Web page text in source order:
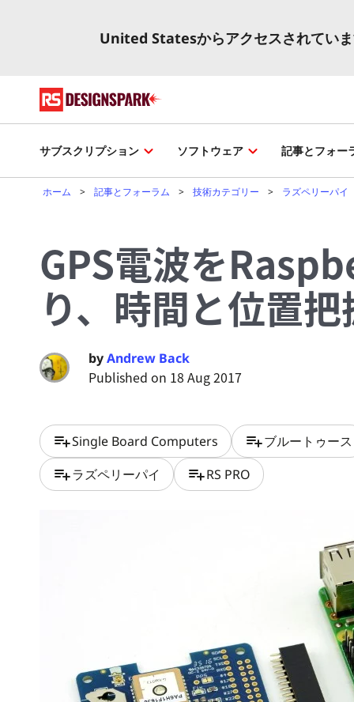
United Statesからアクセスされてい
サブスクリプション ソフトウェア 記事とフォー
ホーム 記事とフォーラム 技術カテゴリー ラズペリーパイ
GPS電波を
り、時間と位置
byAndrew Back
Published on 18 Aug 2017
playlist_addSingle Board Computers playlist_addブルートゥース
playlist_addラズペリーパイ playlist_addRS PRO